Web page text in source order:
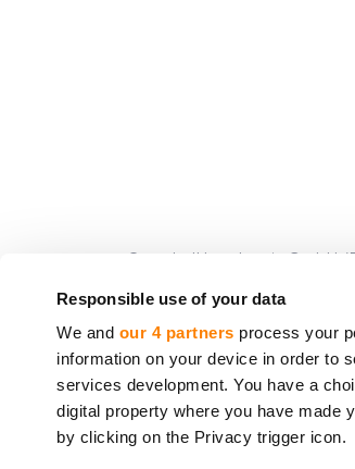
Responsible use of your data
We and our 4 partners process your
information on your device in order to
services development. You have a
digital property where you have made
by clicking on the Privacy trigger icon.
CrowdedHero Latvia GmbH
von Crowdfunding-
Die von CrowdedHero
Europäischen Parlaments
Richtlinie 97/9/EG des